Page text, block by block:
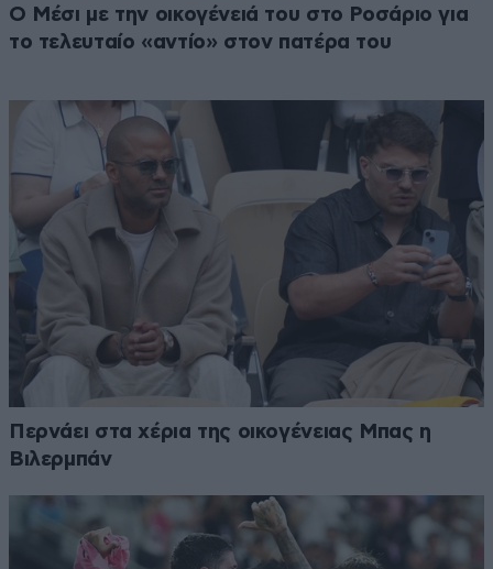
Ο Μέσι με την οικογένειά του στο Ροσάριο για
το τελευταίο «αντίο» στον πατέρα του
Περνάει στα χέρια της οικογένειας Μπας η
Βιλερμπάν